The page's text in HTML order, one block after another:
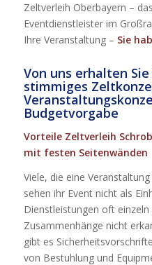
Zeltverleih Oberbayern –
Eventdienstleister im
Ihre Veranstaltung – Sie
Von uns erhalten
stimmiges
Budgetvorgabe
Vorteile Zeltverleih
mit festen Seitenwänden
Viele, die eine
sehen ihr Event nicht als
Dienstleistungen oft
Zusammenhänge nicht
gibt es
von Bestuhlung und